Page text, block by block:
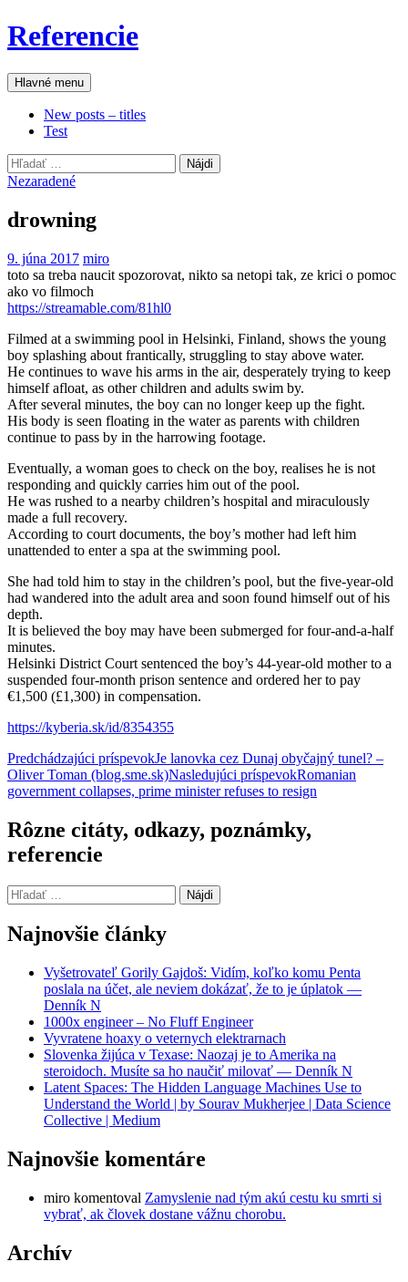
Preskočiť
na
Referencie
Hľadať
Hlavné menu
New posts – titles
Test
Hľadať:
Nezaradené
drowning
9. júna 2017 miro
toto sa treba naucit spozorovat, nikto sa netopi tak, ze krici o pomoc
ako vo filmoch
https://streamable.com/81hl0
Filmed at a swimming pool in Helsinki, Finland, shows the young
boy splashing about frantically, struggling to stay above water.
He continues to wave his arms in the air, desperately trying to keep
himself afloat, as other children and adults swim by.
After several minutes, the boy can no longer keep up the fight.
His body is seen floating in the water as parents with children
continue to pass by in the harrowing footage.
Eventually, a woman goes to check on the boy, realises he is not
responding and quickly carries him out of the pool.
He was rushed to a nearby children’s hospital and miraculously
made a full recovery.
According to court documents, the boy’s mother had left him
unattended to enter a spa at the swimming pool.
She had told him to stay in the children’s pool, but the five-year-old
had wandered into the adult area and soon found himself out of his
depth.
It is believed the boy may have been submerged for four-and-a-half
minutes.
Helsinki District Court sentenced the boy’s 44-year-old mother to a
suspended four-month prison sentence and ordered her to pay
€1,500 (£1,300) in compensation.
https://kyberia.sk/id/8354355
Navigácia
článkami
Predchádzajúci príspevokJe lanovka cez Dunaj obyčajný tunel? –
Oliver Toman (blog.sme.sk)Nasledujúci príspevokRomanian
government collapses, prime minister refuses to resign
Rôzne citáty, odkazy, poznámky,
referencie
Hľadať:
Najnovšie články
Vyšetrovateľ Gorily Gajdoš: Vidím, koľko komu Penta
poslala na účet, ale neviem dokázať, že to je úplatok —
Denník N
1000x engineer – No Fluff Engineer
Vyvratene hoaxy o veternych elektrarnach
Slovenka žijúca v Texase: Naozaj je to Amerika na
steroidoch. Musíte sa ho naučiť milovať — Denník N
Latent Spaces: The Hidden Language Machines Use to
Understand the World | by Sourav Mukherjee | Data Science
Collective | Medium
Najnovšie komentáre
miro komentoval Zamyslenie nad tým akú cestu ku smrti si
vybrať, ak človek dostane vážnu chorobu.
Archív